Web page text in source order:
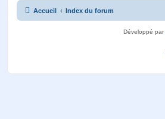
Accueil Index du forum
Développé par